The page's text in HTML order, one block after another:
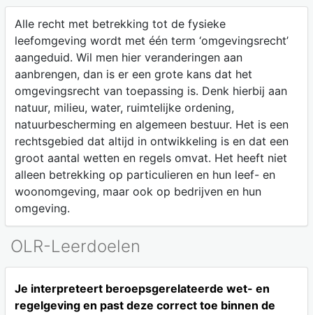
Alle recht met betrekking tot de fysieke
leefomgeving wordt met één term ‘omgevingsrecht’
aangeduid. Wil men hier veranderingen aan
aanbrengen, dan is er een grote kans dat het
omgevingsrecht van toepassing is. Denk hierbij aan
natuur, milieu, water, ruimtelijke ordening,
natuurbescherming en algemeen bestuur. Het is een
rechtsgebied dat altijd in ontwikkeling is en dat een
groot aantal wetten en regels omvat. Het heeft niet
alleen betrekking op particulieren en hun leef- en
woonomgeving, maar ook op bedrijven en hun
omgeving.
OLR-Leerdoelen
Je interpreteert beroepsgerelateerde wet- en
regelgeving en past deze correct toe binnen de